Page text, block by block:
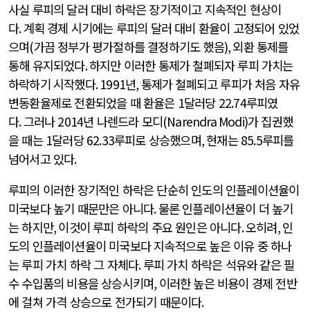
사실 루피의 달러 대비 하락은 장기적이고 지속적인 현상이
다.계획 경제 시기에는 루피의 달러 대비 환율이 고정되어 있었
으며(가끔 정부가 평가절하를 결정하기도 했음),외환 통제를
통해 유지되었다.하지만 이러한 통제가 철폐되자 루피 가치는
하락하기 시작했다. 1991년, 통제가 철폐되고 루피가 처음 자유
변동환율제로 전환되었을 때 환율은 1달러당 22.74루피였
다.그러나2014년 나렌드라 모디(Narendra Modi)가 집권했
을 때는 1달러당62.33루피로 상승했으며,현재는85.5루피를
넘어서고 있다.
루피의 이러한 장기적인 하락은 단순히 인도의 인플레이션율이
미국보다 높기 때문만은 아니다.물론 인플레이션율이 더 높기
는 하지만,이것이 루피 하락의 주요 원인은 아니다.오히려,인
도의 인플레이션율이 미국보다 지속적으로 높은 이유 중 하나
는 루피 가치 하락 그 자체다.루피 가치 하락은 석유와 같은 필
수 수입품의 비용을 상승시키며, 이러한 높은 비용이 경제 전반
에 걸쳐 가격 상승으로 전가되기 때문이다.